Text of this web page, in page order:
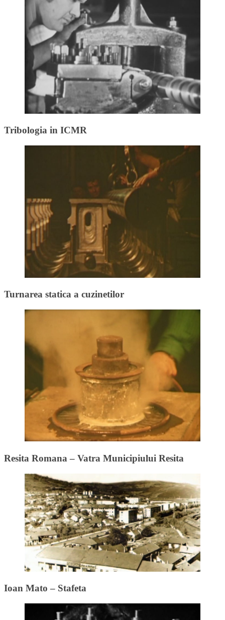
Tribologia in ICMR
Turnarea statica a cuzinetilor
Resita Romana – Vatra Municipiului Resita
Ioan Mato – Stafeta